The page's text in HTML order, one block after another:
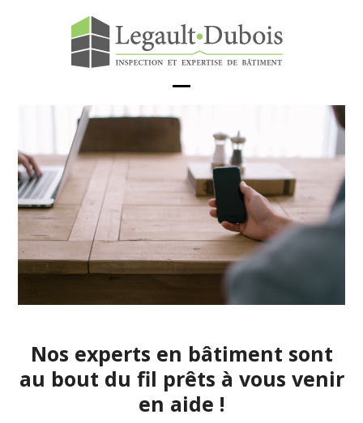
mobile
menu
mobile
menu
Nos experts en bâtiment sont
au bout du fil prêts à vous venir
en aide !